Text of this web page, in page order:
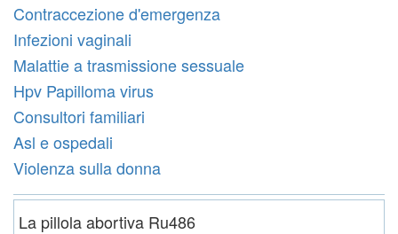
Contraccezione d'emergenza
Infezioni vaginali
Malattie a trasmissione sessuale
Hpv Papilloma virus
Consultori familiari
Asl e ospedali
Violenza sulla donna
La pillola abortiva Ru486